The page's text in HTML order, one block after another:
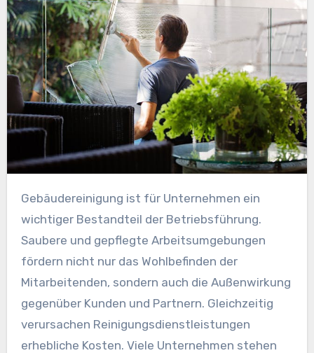
Gebäudereinigung ist für Unternehmen ein
wichtiger Bestandteil der Betriebsführung.
Saubere und gepflegte Arbeitsumgebungen
fördern nicht nur das Wohlbefinden der
Mitarbeitenden, sondern auch die Außenwirkung
gegenüber Kunden und Partnern. Gleichzeitig
verursachen Reinigungsdienstleistungen
erhebliche Kosten. Viele Unternehmen stehen